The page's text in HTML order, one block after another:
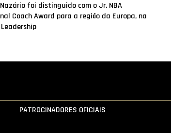
foi distinguido com o Jr. NBA
Coach Award para a região da Europa, na
PATROCINADORES OFICIAIS